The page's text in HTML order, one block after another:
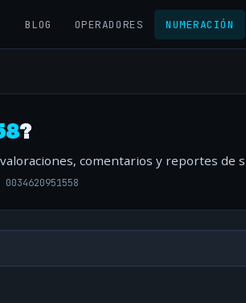
BLOG OPERADORES NUMERACIÓN
?
comentarios y reportes de
0034620951558